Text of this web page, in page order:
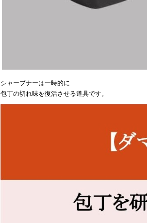
シャープナーは一時的に
包丁の切れ味を復活させる道具です。